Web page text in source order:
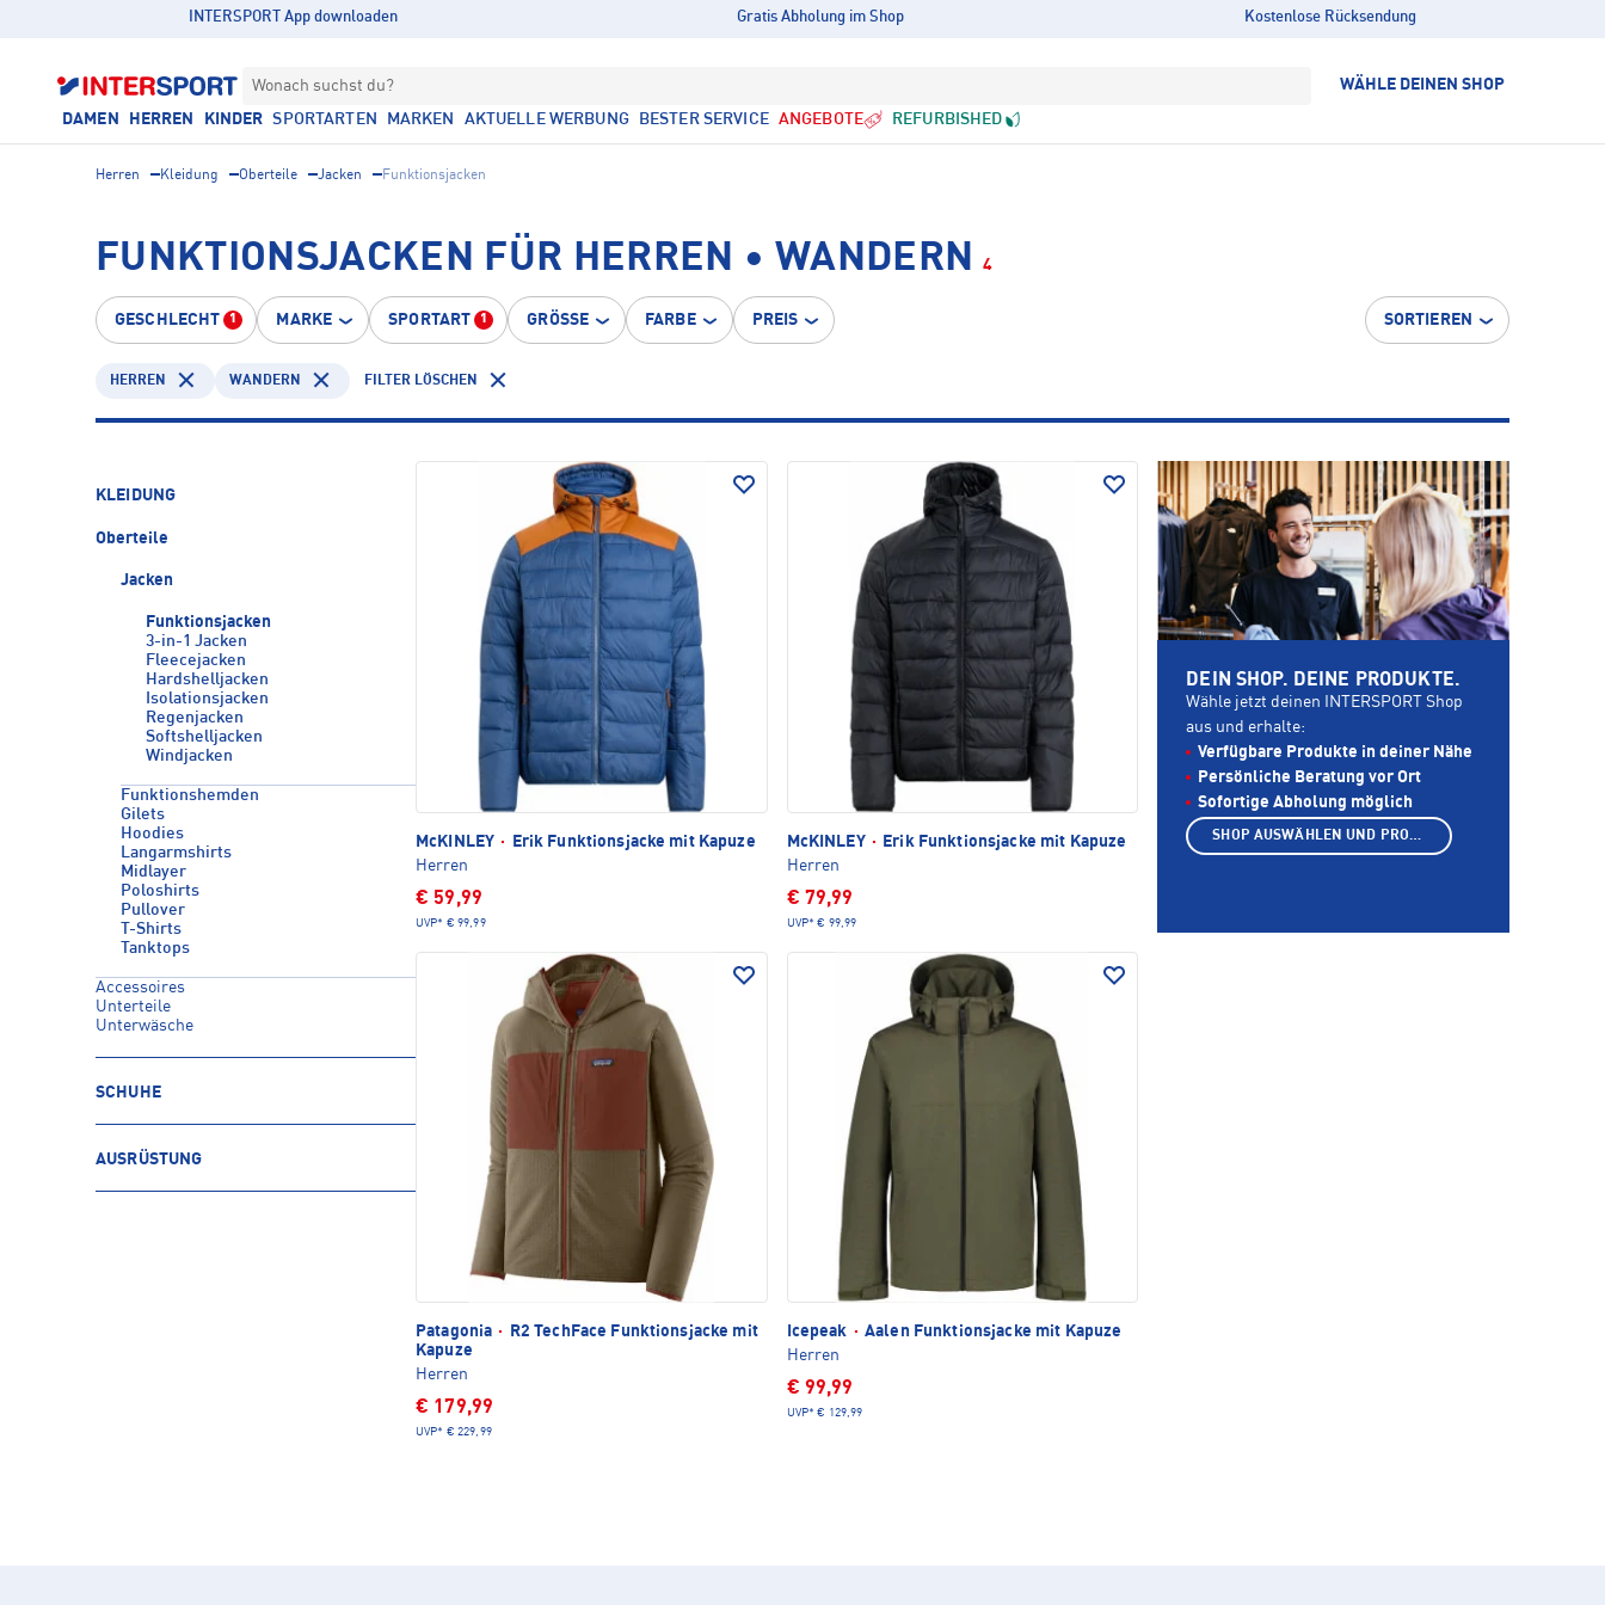
INTERSPORT App downloaden Gratis Abholung im Shop Kostenlose Rücksendung
Wonach suchst du? WÄHLE DEINEN SHOP
DAMEN HERREN KINDER SPORTARTEN MARKEN AKTUELLE WERBUNG BESTER SERVICE ANGEBOTE REFURBISHED
Herren Kleidung Oberteile Jacken Funktionsjacken
FUNKTIONSJACKEN FÜR HERREN • WANDERN 4
GESCHLECHT 1 MARKE SPORTART 1 GRÖSSE FARBE PREIS SORTIEREN
HERREN WANDERN FILTER LÖSCHEN
KLEIDUNG
Oberteile
Jacken
Funktionsjacken
3-in-1 Jacken
Fleecejacken
Hardshelljacken
Isolationsjacken
Regenjacken
Softshelljacken
Windjacken
Funktionshemden
Gilets
Hoodies
Langarmshirts
Midlayer
Poloshirts
Pullover
T-Shirts
Tanktops
Accessoires
Unterteile
Unterwäsche
SCHUHE
AUSRÜSTUNG
McKINLEY ·
Erik Funktionsjacke mit Kapuze
Herren
€ 59,99
UVP* € 99,99
McKINLEY ·
Erik Funktionsjacke mit Kapuze
Herren
€ 79,99
UVP* € 99,99
Patagonia ·
R2 TechFace Funktionsjacke mit
Kapuze
Herren
€ 179,99
UVP* € 229,99
Icepeak · Aalen Funktionsjacke mit Kapuze
Herren
€ 99,99
UVP* € 129,99
DEIN SHOP. DEINE PRODUKTE.
Wähle jetzt deinen INTERSPORT Shop
aus und erhalte:
Verfügbare Produkte in deiner Nähe
Persönliche Beratung vor Ort
Sofortige Abholung möglich
SHOP AUSWÄHLEN UND PRODUKTE ANZEIGEN